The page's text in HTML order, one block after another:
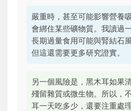
嚴重時，甚至可能影響營養
會綁住某些礦物質。我讀過
長期過量食用可能與腎結石
但這還需要更多研究證實。
另一個風險是，黑木耳如果
殘留雜質或微生物。所以，
耳一天吃多少，還要注重處理